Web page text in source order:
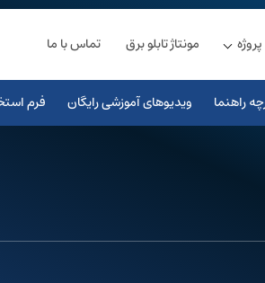
پروژه مونتاژ تابلو برق تماس با ما
راهنما ویدیوهای آموزشی رایگان فرم